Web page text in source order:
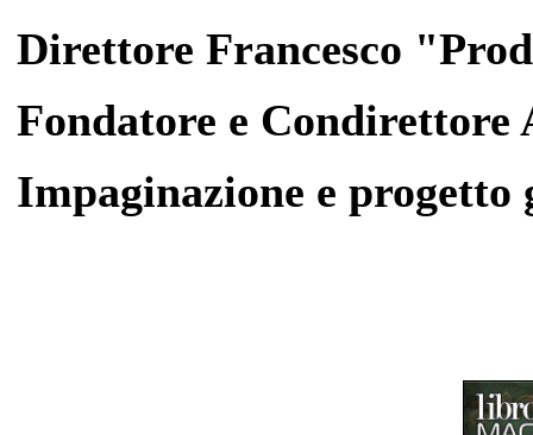
Direttore Francesco
Fondatore e
Impaginazione e